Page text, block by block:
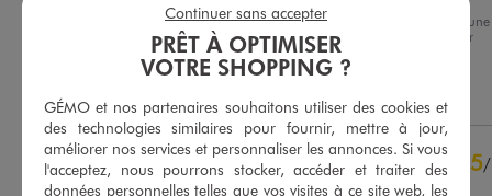
avis soumis à un
contrôle
Voir tous les avis sur ce site
5étoiles
2
4étoiles
1
3étoiles
0
Avis du
, suite à une
expérience du
par
Yannick M.
5/
Avis vérifié et récompensé
PRÊT À OPTIMISER
VOTRE SHOPPING ?
GÉMO et nos partenaires souhaitons utiliser des cookies et
des technologies similaires pour fournir, mettre à jour,
améliorer nos services et personnaliser les annonces. Si vous
l'acceptez, nous pourrons stocker, accéder et traiter des
données personnelles telles que vos visites à ce site web, les
Continuer sans accepter